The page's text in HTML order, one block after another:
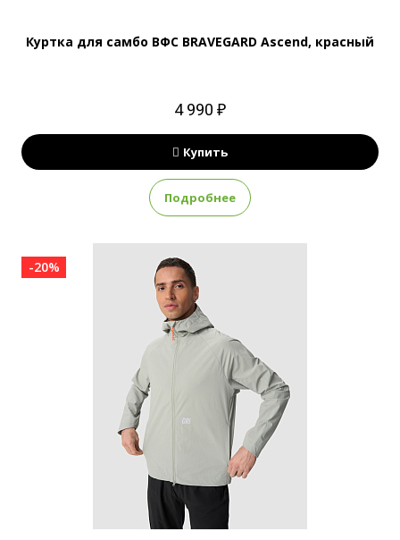
Куртка для самбо ВФС BRAVEGARD Ascend, красный
4 990 ₽
Купить
Подробнее
-20%